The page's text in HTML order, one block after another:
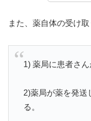
また、薬自体の受け取
1) 薬局に患者さん
2)薬局が薬を発送
る。